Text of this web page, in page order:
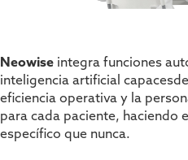
Neowise integra funciones
inteligencia artificial capaces
eficiencia operativa y la
para cada paciente, haciendo
específico que nunca.